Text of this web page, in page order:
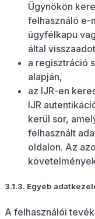
Ügynökön
felhasználó e-
ügyfélkapu
által
a regisztráció
alapján,
az IJR-en
IJR
kerül sor,
felhasznált
oldalon. Az
3.1.3. Egyéb
A felhasználói